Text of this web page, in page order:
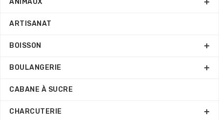
ANIMAUX
ARTISANAT
BOISSON
BOULANGERIE
CABANE À SUCRE
CHARCUTERIE